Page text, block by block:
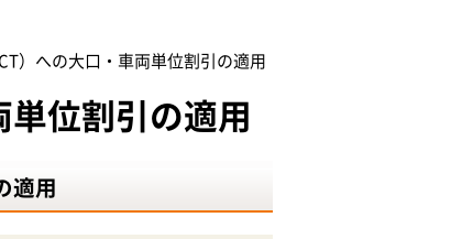
）への大口・車両単位割引の適用
位割引の適用
適用